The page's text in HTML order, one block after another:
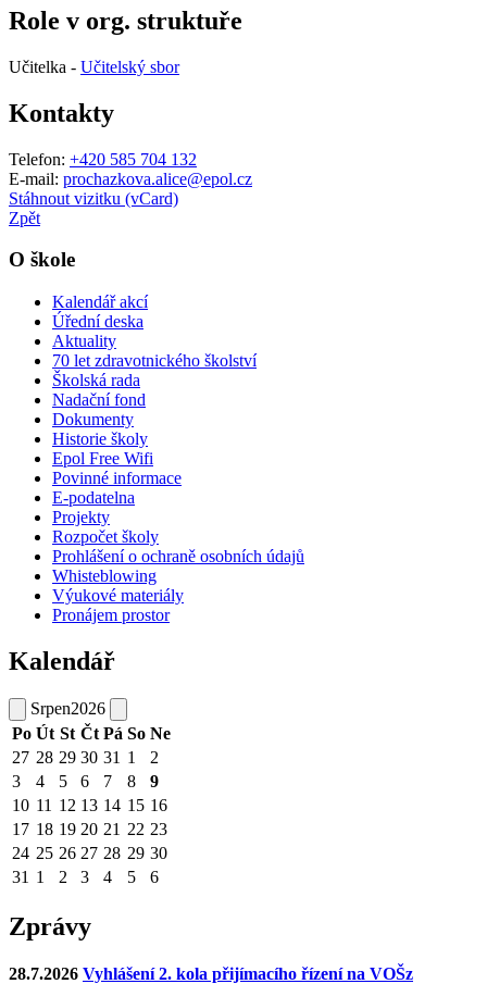
Role v org. struktuře
Učitelka - Učitelský sbor
Kontakty
Telefon: +420 585 704 132
E-mail: prochazkova.alice@epol.cz
Stáhnout vizitku (vCard)
Zpět
O škole
Kalendář akcí
Úřední deska
Aktuality
70 let zdravotnického školství
Školská rada
Nadační fond
Dokumenty
Historie školy
Epol Free Wifi
Povinné informace
E-podatelna
Projekty
Rozpočet školy
Prohlášení o ochraně osobních údajů
Whisteblowing
Výukové materiály
Pronájem prostor
Kalendář
Srpen2026
Po Út St Čt Pá So Ne
27 28 29 30 31 1
2
3
4 5 6 7 8
9
10 11 12 13 14 15 16
17 18 19 20 21 22 23
24 25 26 27 28 29 30
31 1 2 3 4 5 6
Zprávy
28.7.2026 Vyhlášení 2. kola přijímacího řízení na VOŠz